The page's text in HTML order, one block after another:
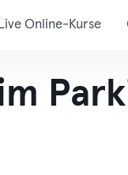
Live Online-Kurse